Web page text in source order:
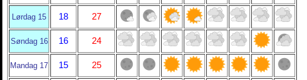
Lørdag 15 18 27
Søndag 16 16 24
Mandag 17 15 25